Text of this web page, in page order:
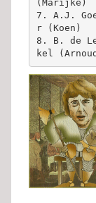
7. A.J.
r (Koen)
8. B. de
kel